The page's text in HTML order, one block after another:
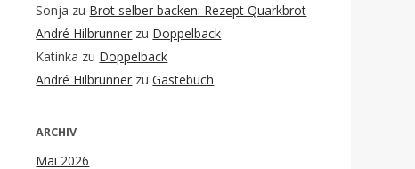
Sonja zu Brot selber backen: Rezept Quarkbrot
André Hilbrunner zu Doppelback
Katinka zu Doppelback
André Hilbrunner zuGästebuch
ARCHIV
Mai 2026